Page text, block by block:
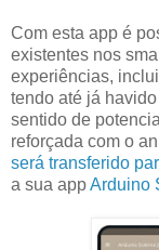
Com esta app é
existentes nos
experiências,
tendo até já
sentido de
reforçada com o
será transferido
a sua appArduino